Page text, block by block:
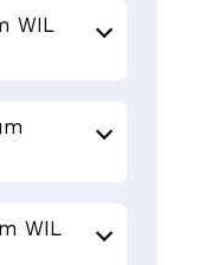
WIL
WIL